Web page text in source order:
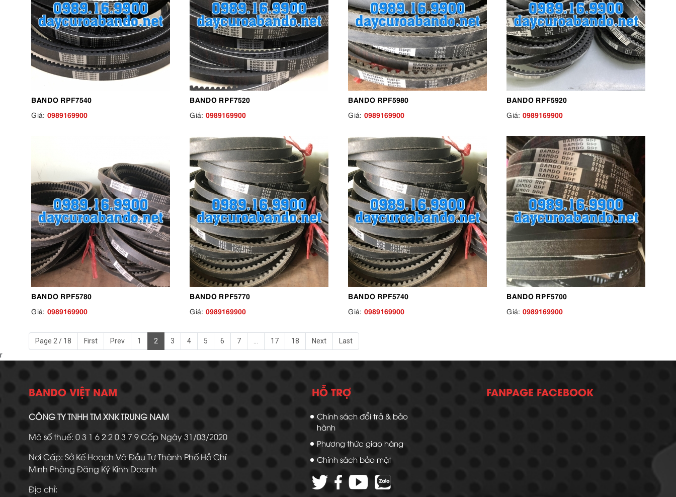
BANDO RPF7540
Giá: 0989169900
BANDO RPF7520
Giá: 0989169900
BANDO RPF5980
Giá: 0989169900
BANDO RPF5920
Giá: 0989169900
BANDO RPF5780
Giá: 0989169900
BANDO RPF5770
Giá: 0989169900
BANDO RPF5740
Giá: 0989169900
BANDO RPF5700
Giá: 0989169900
Page 2 / 18 First Prev 1 2 3 4 5 6 7 17 18 Next
Last
r
BANDO VIỆT NAM
CÔNG TY TNHH TM XNK TRUNG NAM
Mã số thuế: 0 3 1 6 2 2 0 3 7 9 Cấp Ngày 31/03/2020
Nơi Cấp: Sở Kế Hoạch Và Đầu Tư Thành Phố Hồ Chí
Minh Phòng Đăng Ký Kinh Doanh
Địa chỉ:
HỖ TRỢ
Chính sách đổi trả & bảo
hành
Phương thức giao hàng
Chính sách bảo mật
FANPAGE FACEBOOK